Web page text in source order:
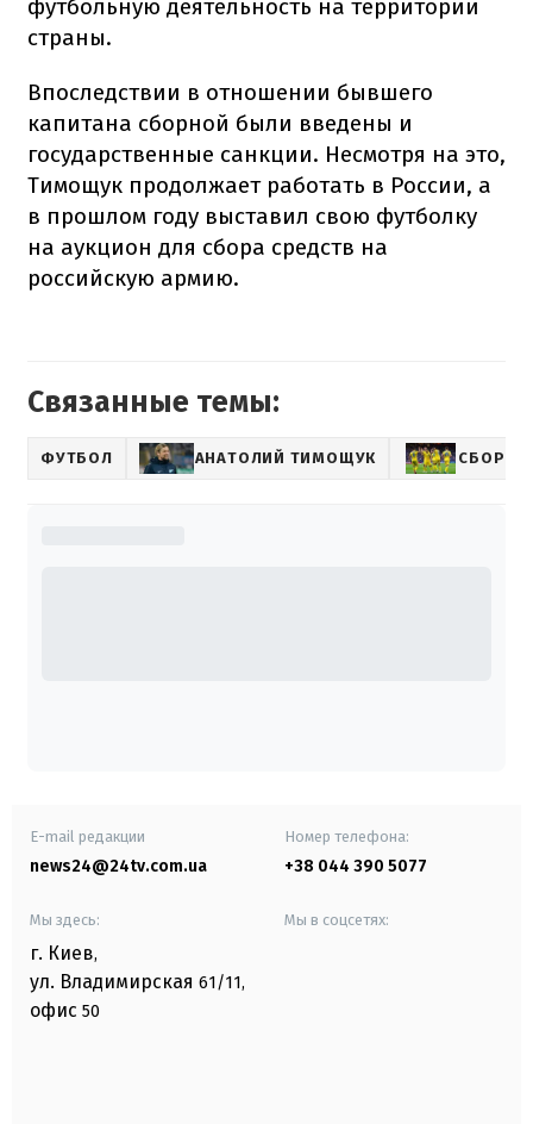
футбольную деятельность на территории
страны.
Впоследствии в отношении бывшего
капитана сборной были введены и
государственные санкции. Несмотря на это,
Тимощук продолжает работать в России, а
в прошлом году выставил свою футболку
на аукцион для сбора средств на
российскую армию.
Связанные темы:
ФУТБОЛ АНАТОЛИЙ ТИМОЩУК
E-mail редакции
news24@24tv.com.ua
Номер телефона:
+38 044 390 5077
Мы здесь:
г. Киев,
ул. Владимирская 61/11,
офис 50
Мы в соцсетях: